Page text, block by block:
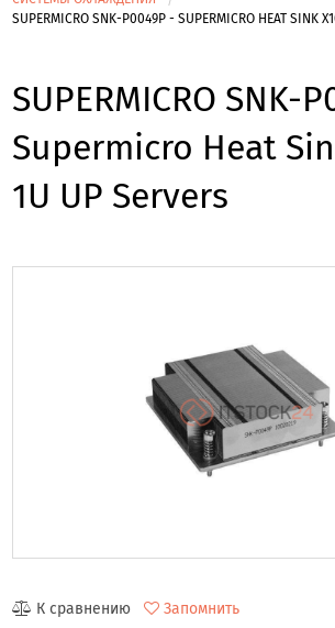
SUPERMICRO SNK-P0049P - SUPERMICRO HEAT SINK
SUPERMICRO SNK-
Supermicro Heat
1U UP Servers
К сравнению Запомнить